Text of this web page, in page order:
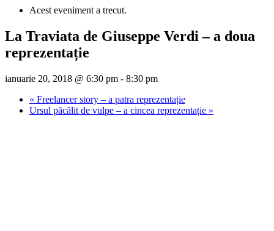
Acest eveniment a trecut.
La Traviata de Giuseppe Verdi – a doua
reprezentație
ianuarie 20, 2018 @ 6:30 pm - 8:30 pm
« Freelancer story – a patra reprezentație
Ursul păcălit de vulpe – a cincea reprezentație »